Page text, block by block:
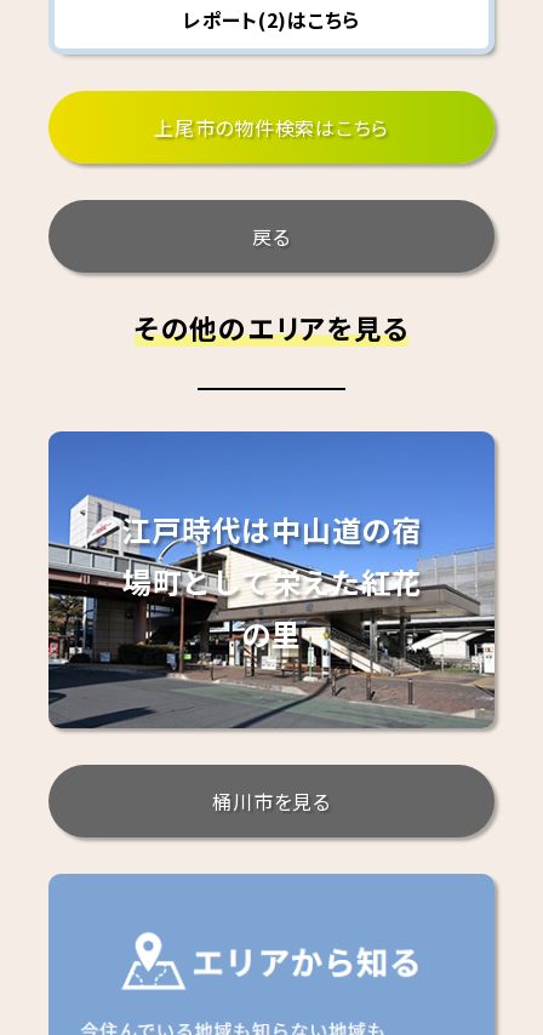
レポート(2)はこちら
上尾市の物件検索はこちら
戻る
その他のエリアを見る
江戸時代は中山道の宿
場町として栄えた紅花
の里
桶川市を見る